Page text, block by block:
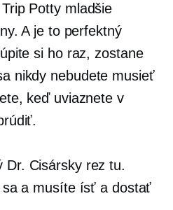
Potty mladšie
A je to perfektný
si ho raz, zostane
nikdy nebudete musieť
keď uviaznete v
Dr. Cisársky rez tu.
sa a musíte ísť a dostať